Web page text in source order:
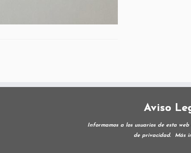
Aviso
Informamos a los usuarios de esta
de privacidad. Más